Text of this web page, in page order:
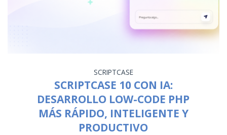
SCRIPTCASE
SCRIPTCASE 10 CON IA:
DESARROLLO LOW-CODE PHP
MÁS RÁPIDO, INTELIGENTE Y
PRODUCTIVO